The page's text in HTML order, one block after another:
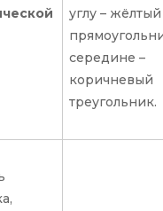
углу – жёлтый
середине –
коричневый
треугольник.